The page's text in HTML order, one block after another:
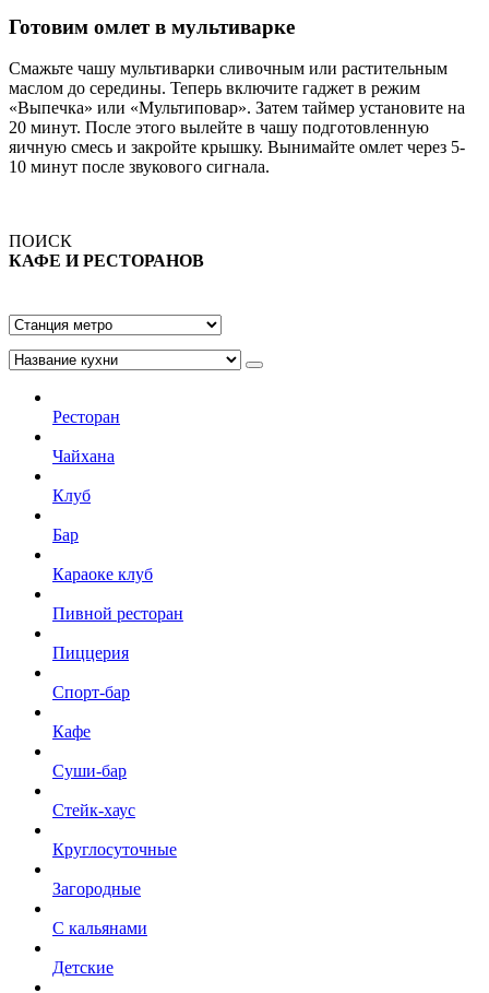
Готовим омлет в мультиварке
Смажьте чашу мультиварки сливочным или растительным
маслом до середины. Теперь включите гаджет в режим
«Выпечка» или «Мультиповар». Затем таймер установите на
20 минут. После этого вылейте в чашу подготовленную
яичную смесь и закройте крышку. Вынимайте омлет через 5-
10 минут после звукового сигнала.
ПОИСК
КАФЕ И РЕСТОРАНОВ
Ресторан
Чайхана
Клуб
Бар
Караоке клуб
Пивной ресторан
Пиццерия
Спорт-бар
Кафе
Суши-бар
Стейк-хаус
Круглосуточные
Загородные
С кальянами
Детские